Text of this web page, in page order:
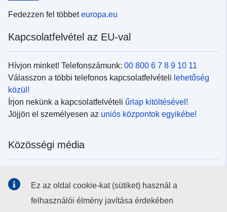
Fedezzen fel többeteuropa.eu
Kapcsolatfelvétel az EU-val
Hívjon minket! Telefonszámunk: 00 800 6 7 8 9 10 11
Válasszon a többi telefonos kapcsolatfelvételi lehetőség
közül!
Írjon nekünk a kapcsolatfelvételi űrlap kitöltésével!
Jöjjön el személyesen az uniós központok egyikébe!
Közösségi média
Ez az oldal cookie-kat (sütiket) használ a
felhasználói élmény javítása érdekében